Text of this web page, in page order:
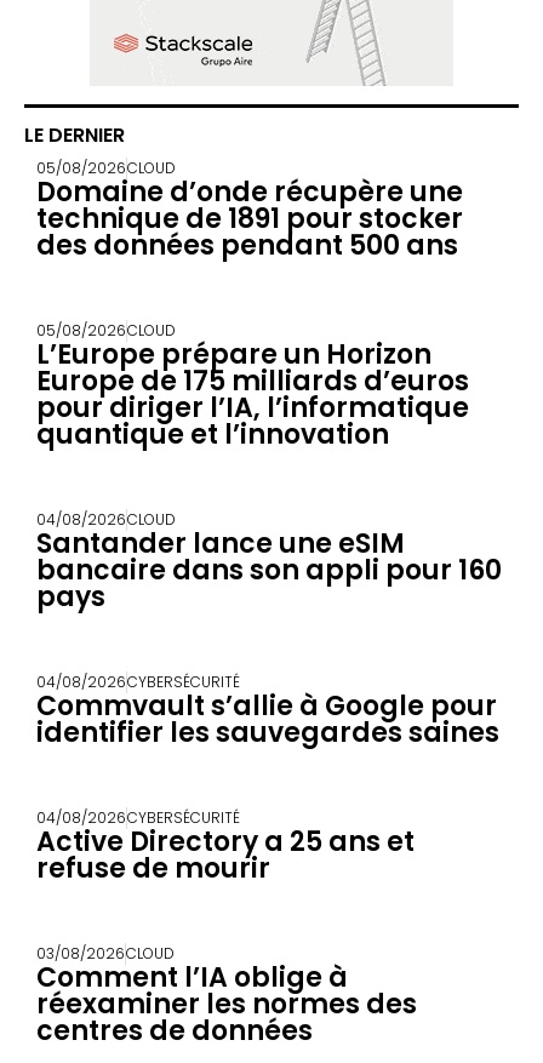
LE DERNIER
05/08/2026CLOUD
Domaine d’onde récupère une
technique de 1891 pour stocker
des données pendant 500 ans
05/08/2026CLOUD
L’Europe prépare un Horizon
Europe de 175 milliards d’euros
pour diriger l’IA, l’informatique
quantique et l’innovation
04/08/2026CLOUD
Santander lance une eSIM
bancaire dans son appli pour 160
pays
04/08/2026CYBERSÉCURITÉ
Commvault s’allie à Google pour
identifier les sauvegardes saines
04/08/2026CYBERSÉCURITÉ
Active Directory a 25 ans et
refuse de mourir
03/08/2026CLOUD
Comment l’IA oblige à
réexaminer les normes des
centres de données